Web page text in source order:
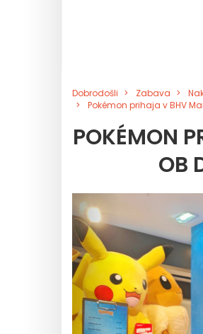
Dobrodošli Zabava
Pokémon prihaja v BHV
POKÉMON
OB